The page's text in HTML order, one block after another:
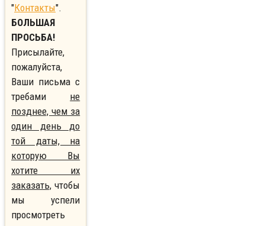
"Контакты".
БОЛЬШАЯ
ПРОСЬБА!
Присылайте,
пожалуйста,
Ваши письма с
требами не
позднее, чем за
один день до
той даты, на
которую Вы
хотите их
заказать, чтобы
мы успели
просмотреть